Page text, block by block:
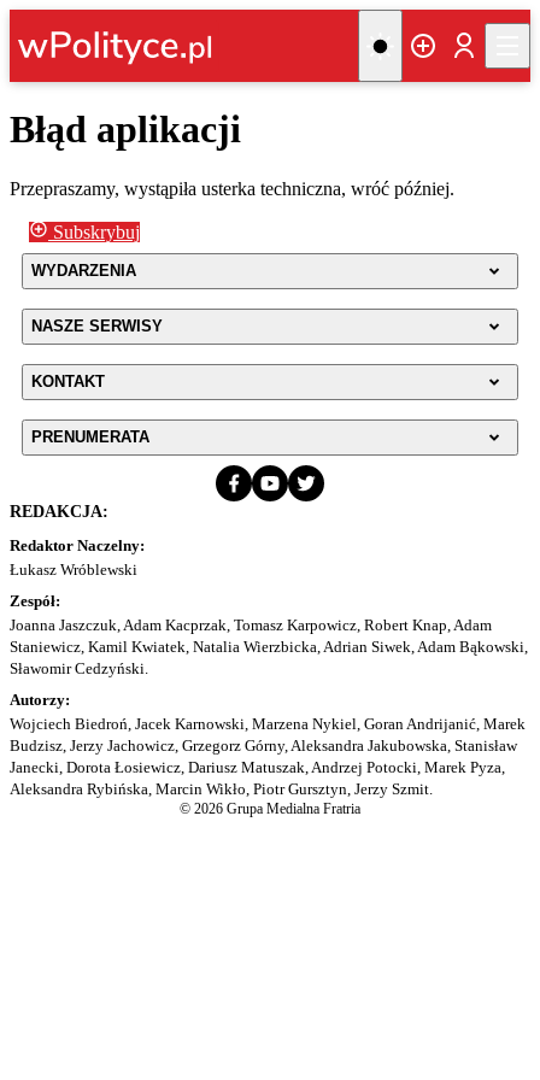
Błąd aplikacji
Przepraszamy, wystąpiła usterka techniczna, wróć później.
Subskrybuj
WYDARZENIA
NASZE SERWISY
KONTAKT
PRENUMERATA
REDAKCJA:
Redaktor Naczelny:
Łukasz Wróblewski
Zespół:
Joanna Jaszczuk, Adam Kacprzak, Tomasz Karpowicz, Robert Knap, Adam
Staniewicz, Kamil Kwiatek, Natalia Wierzbicka, Adrian Siwek, Adam Bąkowski,
Sławomir Cedzyński.
Autorzy:
Wojciech Biedroń, Jacek Karnowski, Marzena Nykiel, Goran Andrijanić, Marek
Budzisz, Jerzy Jachowicz, Grzegorz Górny, Aleksandra Jakubowska, Stanisław
Janecki, Dorota Łosiewicz, Dariusz Matuszak, Andrzej Potocki, Marek Pyza,
Aleksandra Rybińska, Marcin Wikło, Piotr Gursztyn, Jerzy Szmit.
© 2026 Grupa Medialna Fratria